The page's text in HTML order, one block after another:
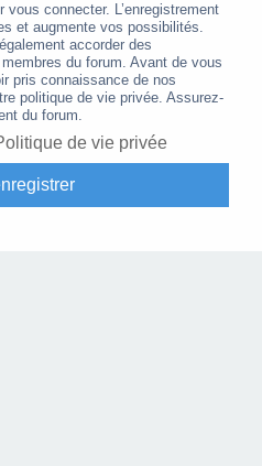
connecter. L’enregistrement
et augmente vos possibilités.
accorder des
du forum. Avant de vous
pris connaissance de nos
politique de vie privée. Assurez-
du forum.
de vie privée